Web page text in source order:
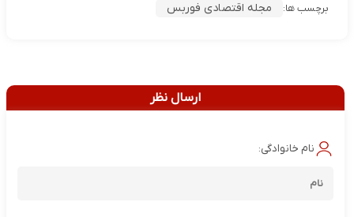
برچسب ها: مجله اقتصادی فوربس
ارسال نظر
نام خانوادگی: